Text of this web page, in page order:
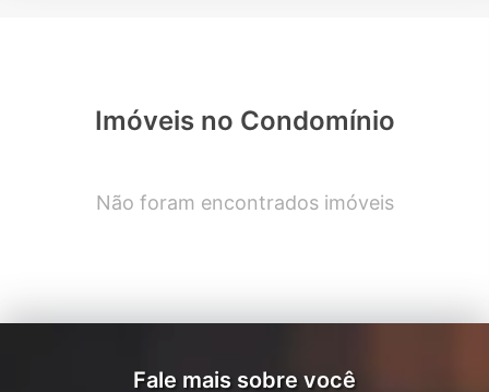
Imóveis no Condomínio
Não foram encontrados imóveis
Fale mais sobre você